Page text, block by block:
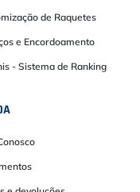
de Raquetes
e Encordoamento
- Sistema de Ranking